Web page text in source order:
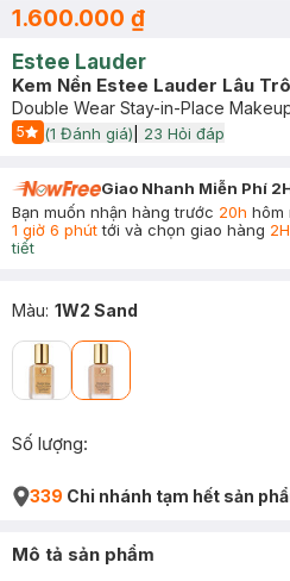
1.600.000 ₫
Estee Lauder
Kem Nền Estee Lauder Lâu
Double Wear Stay-in-Place
5
Start Icon
(1 Đánh giá) 23 Hỏi đáp
Giao Nhanh Miễn Phí
Bạn muốn nhận hàng trước 20h hôm
1 giờ 6 phúttới và chọn giao hàng 2H
tiết
Màu: 1W2 Sand
Số lượng:
339 Chi nhánh tạm hết sản
Mô tả sản phẩm